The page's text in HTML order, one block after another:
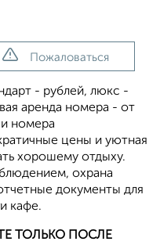
Пожаловаться
- рублей, люкс -
аренда номера - от
номера
цены и уютная
хорошему отдыху.
охрана
документы для
кафе.
ТОЛЬКО ПОСЛЕ